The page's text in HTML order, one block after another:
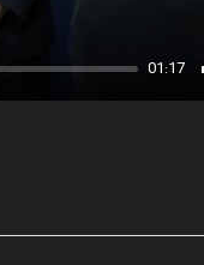
01:17